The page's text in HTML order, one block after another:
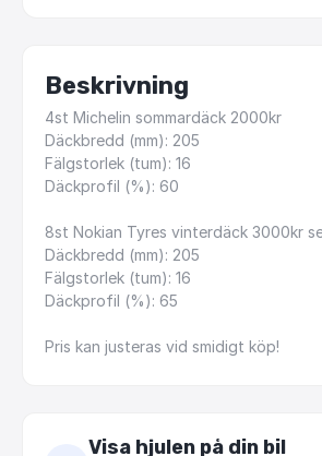
Beskrivning
4st Michelin sommardäck 2000kr
Däckbredd (mm): 205
Fälgstorlek (tum): 16
Däckprofil (%): 60
8st Nokian Tyres vinterdäck 3000kr
Däckbredd (mm): 205
Fälgstorlek (tum): 16
Däckprofil (%): 65
Pris kan justeras vid smidigt köp!
Visa hjulen på din bil